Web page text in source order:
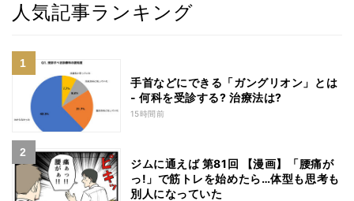
人気記事ランキング
手首などにできる「ガングリオン」とは
- 何科を受診する? 治療法は?
15時間前
ジムに通えば 第81回 【漫画】「腰痛が
っ!」で筋トレを始めたら…体型も思考も
別人になっていた